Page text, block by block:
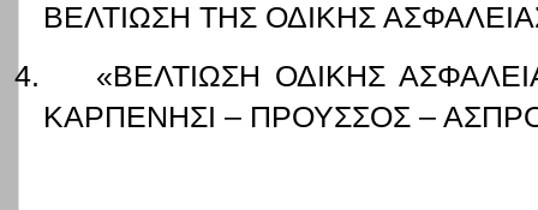
ΒΕΛΤΙΩΣΗ ΤΗΣ ΟΔΙΚΗΣ
4.
«ΒΕΛΤΙΩΣΗ ΟΔΙΚΗΣ
ΚΑΡΠΕΝΗΣΙ – ΠΡΟΥΣΣΟΣ –